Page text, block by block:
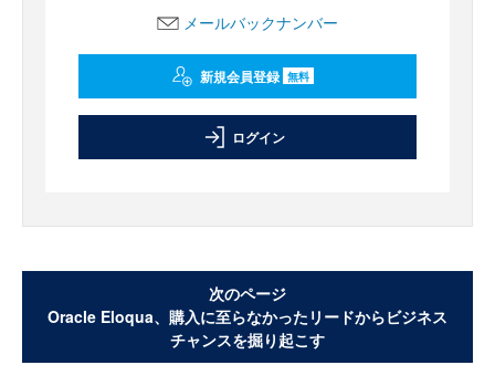
メールバックナンバー
新規会員登録 無料
ログイン
次のページ
Oracle Eloqua、購入に至らなかったリードからビジネス
チャンスを掘り起こす